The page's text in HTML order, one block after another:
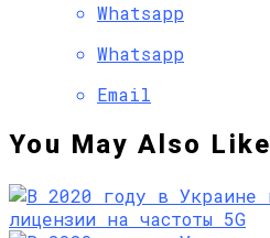
Whatsapp
Whatsapp
Email
You May Also Like